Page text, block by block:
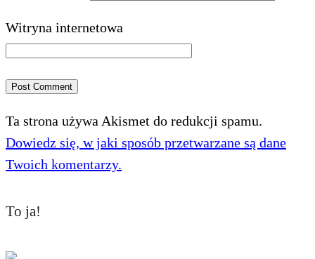
Witryna internetowa
Ta strona używa Akismet do redukcji spamu.
Dowiedz się, w jaki sposób przetwarzane są dane
Twoich komentarzy.
To ja!